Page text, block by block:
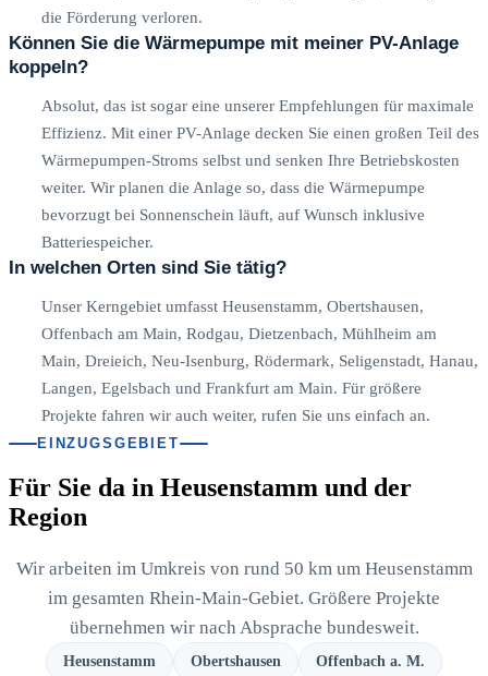
die Förderung verloren.
Können Sie die Wärmepumpe mit meiner PV-Anlage
koppeln?
Absolut, das ist sogar eine unserer Empfehlungen für maximale
Effizienz. Mit einer PV-Anlage decken Sie einen großen Teil des
Wärmepumpen-Stroms selbst und senken Ihre Betriebskosten
weiter. Wir planen die Anlage so, dass die Wärmepumpe
bevorzugt bei Sonnenschein läuft, auf Wunsch inklusive
Batteriespeicher.
In welchen Orten sind Sie tätig?
Unser Kerngebiet umfasst Heusenstamm, Obertshausen,
Offenbach am Main, Rodgau, Dietzenbach, Mühlheim am
Main, Dreieich, Neu-Isenburg, Rödermark, Seligenstadt, Hanau,
Langen, Egelsbach und Frankfurt am Main. Für größere
Projekte fahren wir auch weiter, rufen Sie uns einfach an.
EINZUGSGEBIET
Für Sie da in Heusenstamm und der
Region
Wir arbeiten im Umkreis von rund 50 km um Heusenstamm
im gesamten Rhein-Main-Gebiet. Größere Projekte
übernehmen wir nach Absprache bundesweit.
Heusenstamm Obertshausen Offenbach a. M.